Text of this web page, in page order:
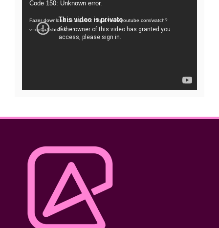
vídeo
Code 150: Unknown error.
Fazer download do arquivo: https://www.youtube.com/watch?
v=oo0uAsbti28&_=1